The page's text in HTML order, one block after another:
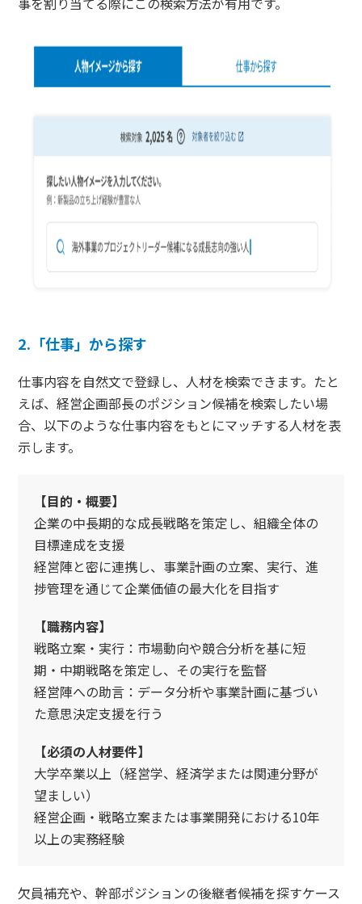
2.「仕事」から探す
仕事内容を自然文で登録し、人材を検索できます。たと
えば、経営企画部長のポジション候補を検索したい場
合、以下のような仕事内容をもとにマッチする人材を表
示します。
【目的・概要】
企業の中長期的な成長戦略を策定し、組織全体の
目標達成を支援
経営陣と密に連携し、事業計画の立案、実行、進
捗管理を通じて企業価値の最大化を目指す
【職務内容】
戦略立案・実行：市場動向や競合分析を基に短
期・中期戦略を策定し、その実行を監督
経営陣への助言：データ分析や事業計画に基づい
た意思決定支援を行う
【必須の人材要件】
大学卒業以上（経営学、経済学または関連分野が
望ましい）
経営企画・戦略立案または事業開発における10年
以上の実務経験
欠員補充や、幹部ポジションの後継者候補を探すケース